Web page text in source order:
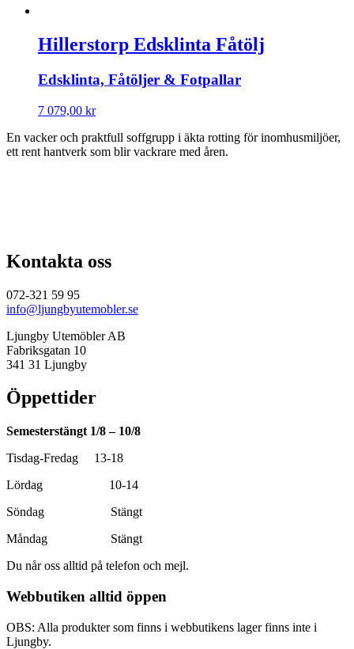
Hillerstorp Edsklinta Fåtölj
Edsklinta, Fåtöljer & Fotpallar
7 079,00 kr
En vacker och praktfull soffgrupp i äkta rotting för inomhusmiljöer,
ett rent hantverk som blir vackrare med åren.
Kontakta oss
072-321 59 95
info@ljungbyutemobler.se
Ljungby Utemöbler AB
Fabriksgatan 10
341 31 Ljungby
Öppettider
Semesterstängt 1/8 – 10/8
Tisdag-Fredag 13-18
Lördag 10-14
Söndag Stängt
Måndag Stängt
Du når oss alltid på telefon och mejl.
Webbutiken alltid öppen
OBS: Alla produkter som finns i webbutikens lager finns inte i
Ljungby.